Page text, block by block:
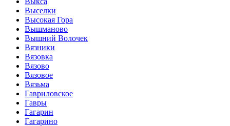
Выселки
Высокая Гора
Вышманово
Вышний Волочек
Вязники
Вязовка
Вязово
Вязовое
Вязьма
Гавриловское
Гавры
Гагарин
Гагарино